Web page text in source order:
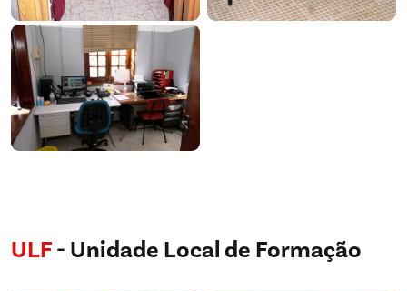
ULF- Unidade Local de Formação